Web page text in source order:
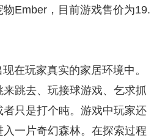
Ember，目前游戏售价为19.
在玩家真实的家居环境中。
跳去、玩接球游戏、乞求抓
只是打个盹。游戏中玩家还
一片奇幻森林。在探索过程